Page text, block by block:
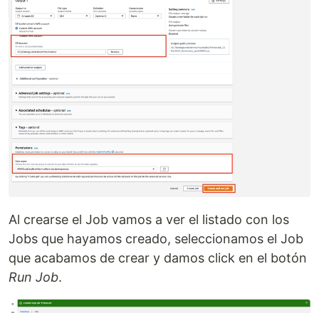
Al crearse el Job vamos a ver el listado con los
Jobs que hayamos creado, seleccionamos el Job
que acabamos de crear y damos click en el botón
Run Job.